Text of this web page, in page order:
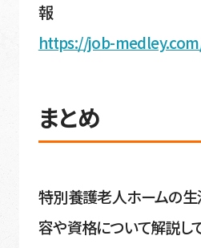
報
https://job-
まとめ
特別養護老人ホームの
容や資格について解説し